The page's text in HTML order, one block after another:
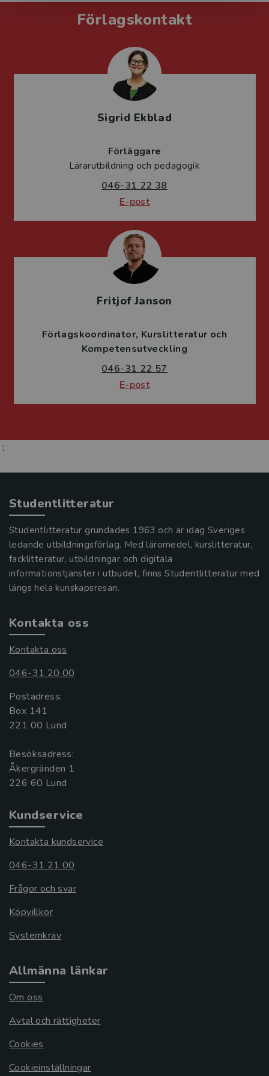
Förlagskontakt
Sigrid Ekblad
Förläggare
Lärarutbildning och pedagogik
046-31 22 38
E-post
Fritjof Janson
Förlagskoordinator Kurslitteratur och
Kompetensutveckling
046-31 22 57
E-post
;
Studentlitteratur
Studentlitteratur grundades 1963 och är idag Sveriges
ledande utbildningsförlag. Med läromedel, kurslitteratur,
facklitteratur, utbildningar och digitala
informationstjänster i utbudet, finns Studentlitteratur med
längs hela kunskapsresan.
Kontakta oss
Kontakta oss
046-31 20 00
Postadress:
Box 141
221 00 Lund
Besöksadress:
Åkergränden 1
Kundservice
Kontakta kundservice
046-31 21 00
Frågor och svar
Köpvillkor
Systemkrav
Allmänna länkar
Om oss
Avtal och rättigheter
Cookies
Cookieinställningar